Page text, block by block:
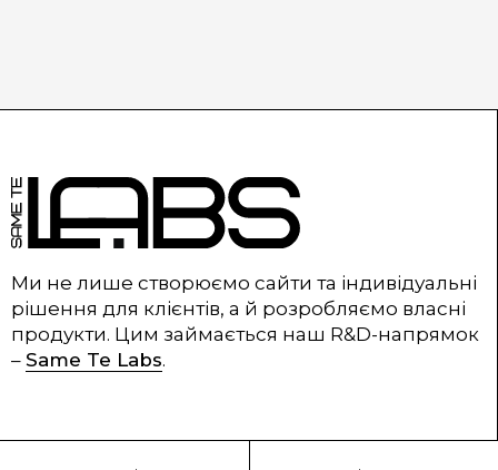
Ми не лише створюємо сайти та індивідуальні
рішення для клієнтів, а й розробляємо власні
продукти. Цим займається наш R&D-напрямок
– Same Te Labs.